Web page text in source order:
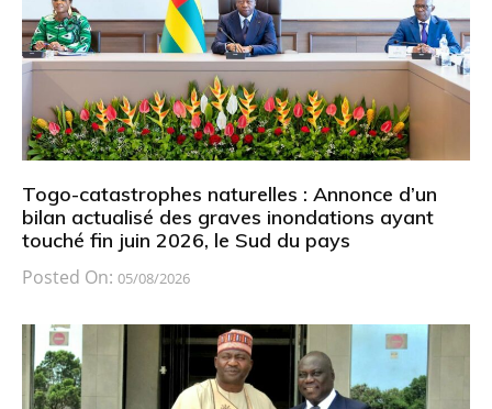
Togo-catastrophes naturelles : Annonce d’un
bilan actualisé des graves inondations ayant
touché fin juin 2026, le Sud du pays
Posted On: 05/08/2026